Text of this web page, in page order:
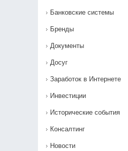
Банковские системы
Бренды
Документы
Досуг
Заработок в Интернете
Инвестиции
Исторические события
Консалтинг
Новости